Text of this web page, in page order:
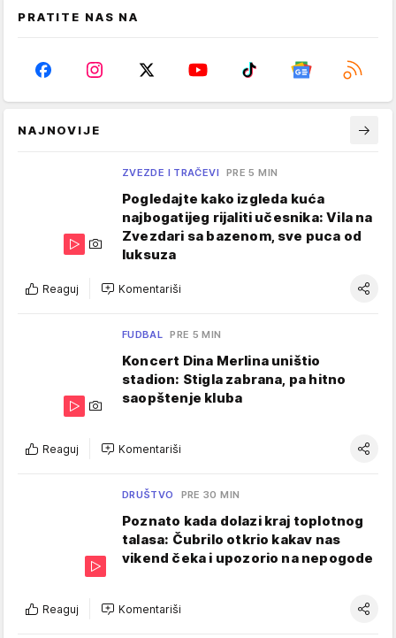
PRATITE NAS NA
NAJNOVIJE
ZVEZDE I TRAČEVI PRE 5 MIN
Pogledajte kako izgleda kuća
najbogatijeg rijaliti učesnika: Vila na
Zvezdari sa bazenom, sve puca od
luksuza
Reaguj Komentariši
FUDBAL PRE 5 MIN
Koncert Dina Merlina uništio
stadion: Stigla zabrana, pa hitno
saopštenje kluba
Reaguj Komentariši
DRUŠTVO PRE 30 MIN
Poznato kada dolazi kraj toplotnog
talasa: Čubrilo otkrio kakav nas
vikend čeka i upozorio na nepogode
Reaguj Komentariši